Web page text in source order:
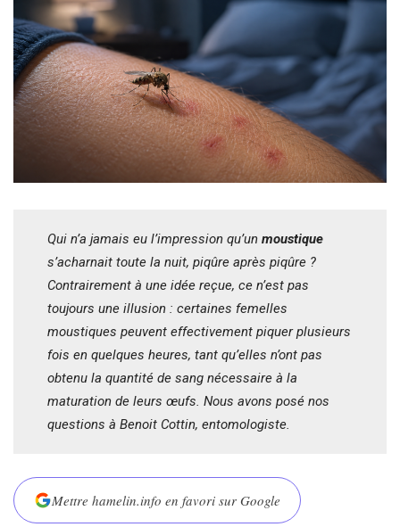
Qui n’a jamais eu l’impression qu’un moustique
s’acharnait toute la nuit, piqûre après piqûre ?
Contrairement à une idée reçue, ce n’est pas
toujours une illusion : certaines femelles
moustiques peuvent effectivement piquer plusieurs
fois en quelques heures, tant qu’elles n’ont pas
obtenu la quantité de sang nécessaire à la
maturation de leurs œufs. Nous avons posé nos
questions à Benoit Cottin, entomologiste.
Mettre hamelin.info en favori sur Google